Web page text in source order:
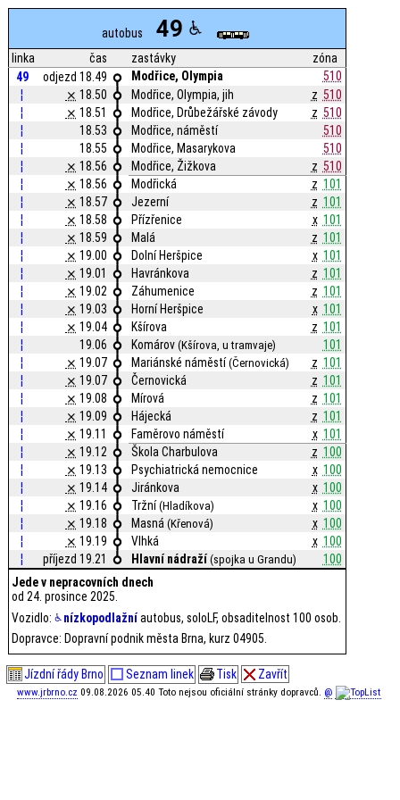
autobus 49
linka čas zastávky
zóna
49
odjezd 18.49 Modřice, Olympia
510
¦
⨯ 18.50 Modřice, Olympia, jih z 510
¦
⨯ 18.51 Modřice, Drůbežářské závody z 510
¦
18.53 Modřice, náměstí
510
¦
18.55 Modřice, Masarykova
510
¦
⨯ 18.56 Modřice, Žižkova z 510
¦
⨯ 18.56 Modřická z 101
¦
⨯ 18.57 Jezerní z 101
¦
⨯ 18.58 Přízřenice x 101
¦
⨯ 18.59 Malá z 101
¦
⨯ 19.00 Dolní Heršpice x 101
¦
⨯ 19.01 Havránkova z 101
¦
⨯ 19.02 Záhumenice z 101
¦
⨯ 19.03 Horní Heršpice x 101
¦
⨯ 19.04 Kšírova z 101
¦
19.06 Komárov(Kšírova, u tramvaje)
101
¦
⨯ 19.07 Mariánské náměstí(Černovická) z 101
¦
⨯ 19.07 Černovická z 101
¦
⨯ 19.08 Mírová z 101
¦
⨯ 19.09 Hájecká z 101
¦
⨯ 19.11 Faměrovo náměstí x 101
¦
⨯ 19.12 Škola Charbulova z 100
¦
⨯ 19.13 Psychiatrická nemocnice x 100
¦
⨯ 19.14 Jiránkova x 100
¦
⨯ 19.16 Tržní(Hladíkova) x 100
¦
⨯ 19.18 Masná(Křenová) x 100
¦
⨯ 19.19 Vlhká x 100
¦
příjezd 19.21 Hlavní nádraží (spojka u Grandu)
100
Jede v nepracovních dnech
od 24. prosince 2025.
Vozidlo: nízkopodlažníautobus, soloLF, obsaditelnost 100 osob.
Dopravce: Dopravní podnik města Brna, kurz 04905.
Jízdní řády Brno Seznam linek Tisk Zavřít
www.jrbrno.cz 09.08.2026 05.40 Toto nejsou oficiální stránky dopravců. @